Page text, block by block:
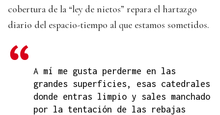
cobertura de la “ley de nietos” repara el hartazgo
diario del espacio-tiempo al que estamos sometidos.
A mí me gusta perderme en las
grandes superficies, esas catedrales
donde entras limpio y sales manchado
por la tentación de las rebajas